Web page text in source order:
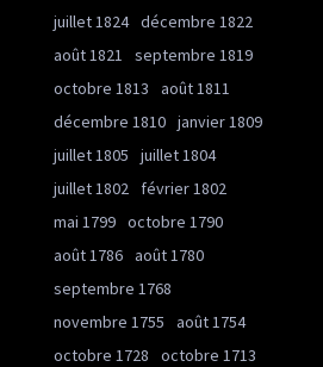
juillet 1824 décembre 1822
août 1821
septembre 1819
octobre 1813
août 1811
décembre 1810 janvier 1809
juillet 1805
juillet 1804
juillet 1802
février 1802
mai 1799 octobre 1790
août 1786 août 1780
septembre 1768
novembre 1755
août 1754
octobre 1728
octobre 1713